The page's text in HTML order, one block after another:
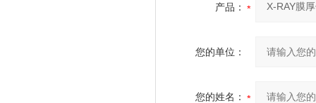
产品：
您的单位：
您的姓名：